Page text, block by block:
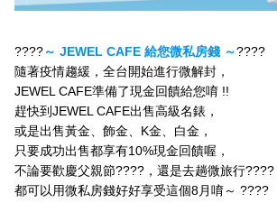
????～ JEWEL CAFE 給您微私房錢 ～????
隨著疫情趨緩，全台開始進行微解封，
JEWEL CAFE準備了現金回饋給您唷 !!
趕快到JEWEL CAFE出售高級名錶，
或是出售黃金、飾金、K金、白金，
只要成功出售都享有10%現金回饋喔，
不論要歡慶父親節????，還是去趟微旅行????
都可以用微私房錢好好享受這個8月唷～ ????